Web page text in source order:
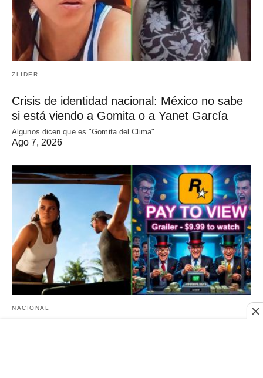
ZLIDER
Crisis de identidad nacional: México no sabe
si está viendo a Gomita o a Yanet García
Algunos dicen que es "Gomita del Clima"
Ago 7, 2026
NACIONAL